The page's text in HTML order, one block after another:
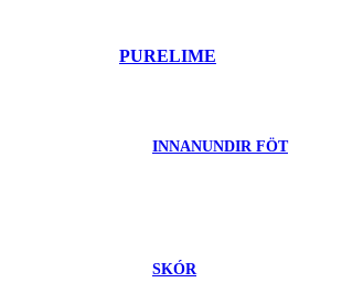
PURELIME
INNANUNDIR FÖT
SKÓR